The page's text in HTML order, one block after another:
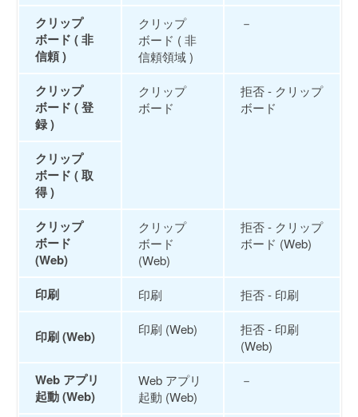
クリップ
ボード ( 非
信頼 )
クリップ
ボード ( 非
信頼領域 )
－
クリップ
ボード ( 登
録 )
クリップ
ボード
拒否 - クリップ
ボード
クリップ
ボード ( 取
得 )
クリップ
ボード
(Web)
クリップ
ボード
(Web)
拒否 - クリップ
ボード (Web)
印刷 印刷 拒否 - 印刷
印刷 (Web) 印刷 (Web)
拒否 - 印刷
(Web)
Web アプリ
起動 (Web)
Web アプリ
起動 (Web)
－